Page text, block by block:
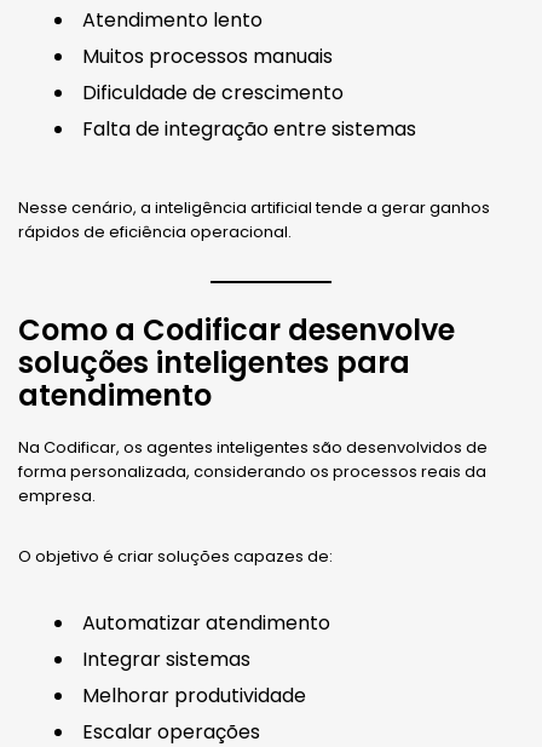
Atendimento lento
Muitos processos manuais
Dificuldade de crescimento
Falta de integração entre sistemas
Nesse cenário, a inteligência artificial tende a gerar ganhos
rápidos de eficiência operacional.
Como a Codificar desenvolve
soluções inteligentes para
atendimento
Na Codificar, os agentes inteligentes são desenvolvidos de
forma personalizada, considerando os processos reais da
empresa.
O objetivo é criar soluções capazes de:
Automatizar atendimento
Integrar sistemas
Melhorar produtividade
Escalar operações